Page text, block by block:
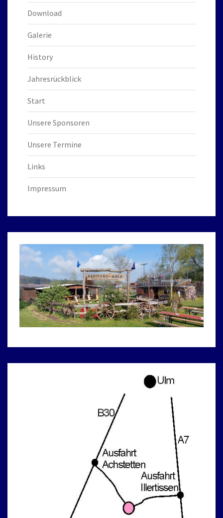
Download
Galerie
History
Jahresrückblick
Start
Unsere Sponsoren
Unsere Termine
Links
Impressum